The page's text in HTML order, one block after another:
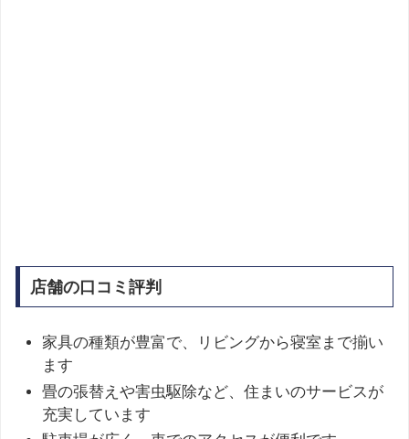
店舗の口コミ評判
家具の種類が豊富で、リビングから寝室まで揃い
ます
畳の張替えや害虫駆除など、住まいのサービスが
充実しています